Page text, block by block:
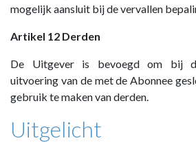
mogelijk aansluit bij de vervallen
Artikel 12 Derden
De Uitgever is bevoegd om bij
uitvoering van de met de Abonnee
gebruik te maken van derden.
Uitgelicht